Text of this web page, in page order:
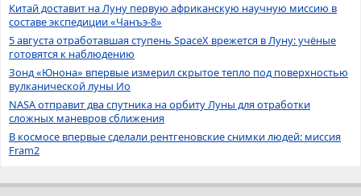
Китай доставит на Луну первую африканскую научную миссию в
составе экспедиции «Чанъэ-8»
5 августа отработавшая ступень SpaceX врежется в Луну: учёные
готовятся к наблюдению
Зонд «Юнона» впервые измерил скрытое тепло под поверхностью
вулканической луны Ио
NASA отправит два спутника на орбиту Луны для отработки
сложных маневров сближения
В космосе впервые сделали рентгеновские снимки людей: миссия
Fram2